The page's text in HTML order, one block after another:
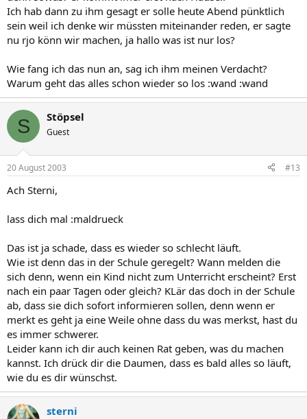
Ich hab dann zu ihm gesagt er solle heute Abend pünktlich
sein weil ich denke wir müssten miteinander reden, er sagte
nu rjo könn wir machen, ja hallo was ist nur los?
Wie fang ich das nun an, sag ich ihm meinen Verdacht?
Warum geht das alles schon wieder so los :wand :wand
S Stöpsel
Guest
20 August 2003 #13
Ach Sterni,
lass dich mal :maldrueck
Das ist ja schade, dass es wieder so schlecht läuft.
Wie ist denn das in der Schule geregelt? Wann melden die
sich denn, wenn ein Kind nicht zum Unterricht erscheint? Erst
nach ein paar Tagen oder gleich? KLär das doch in der Schule
ab, dass sie dich sofort informieren sollen, denn wenn er
merkt es geht ja eine Weile ohne dass du was merkst, hast du
es immer schwerer.
Leider kann ich dir auch keinen Rat geben, was du machen
kannst. Ich drück dir die Daumen, dass es bald alles so läuft,
wie du es dir wünschst.
sterni